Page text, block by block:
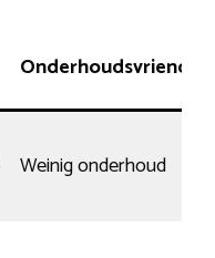
Weinig onderhoud